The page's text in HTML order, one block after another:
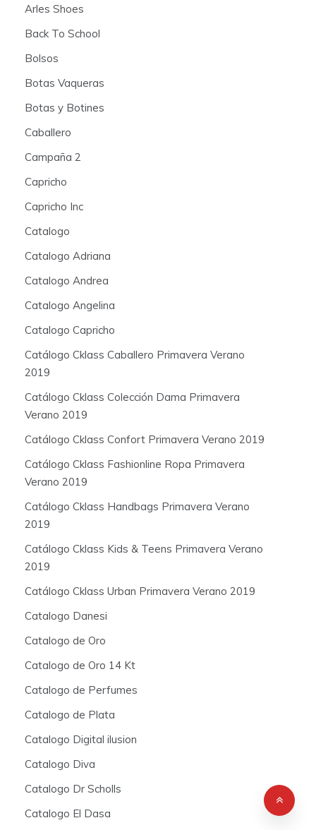
Arles Shoes
Back To School
Bolsos
Botas Vaqueras
Botas y Botines
Caballero
Campaña 2
Capricho
Capricho Inc
Catalogo
Catalogo Adriana
Catalogo Andrea
Catalogo Angelina
Catalogo Capricho
Catálogo Cklass Caballero Primavera Verano
2019
Catálogo Cklass Colección Dama Primavera
Verano 2019
Catálogo Cklass Confort Primavera Verano 2019
Catálogo Cklass Fashionline Ropa Primavera
Verano 2019
Catálogo Cklass Handbags Primavera Verano
2019
Catálogo Cklass Kids & Teens Primavera Verano
2019
Catálogo Cklass Urban Primavera Verano 2019
Catalogo Danesi
Catalogo de Oro
Catalogo de Oro 14 Kt
Catalogo de Perfumes
Catalogo de Plata
Catalogo Digital ilusion
Catalogo Diva
Catalogo Dr Scholls
Catalogo El Dasa